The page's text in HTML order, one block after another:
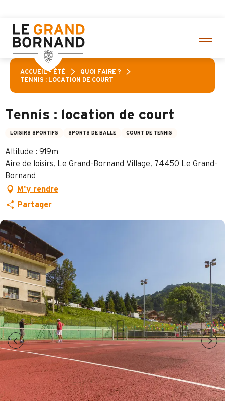
contenu
principal
ACCUEIL – ÉTÉ
QUOI FAIRE ?
TENNIS : LOCATION DE COURT
Tennis : location de court
LOISIRS SPORTIFS SPORTS DE BALLE COURT DE TENNIS
Altitude : 919m
Aire de loisirs, Le Grand-Bornand Village, 74450 Le Grand-
Bornand
M'y rendre
Partager